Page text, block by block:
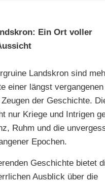
Ein Ort voller
Landskron sind
einer längst
der Geschichte.
nur Kriege und Intrigen
Ruhm und die
Epochen.
Geschichte bietet
Ausblick über die